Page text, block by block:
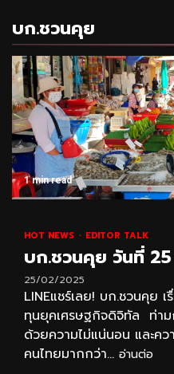
บก.ชวนคุย
1 min read
HOT NEWS EDITOR TALK
บก.ชวนคุย วันที่
25/02/2025
LINEแชร์เลย! บก.ชวนคุย
ทุนยุคเศรษฐกิจดิจิทัล ท่าม
ด้วยความไม่แน่นอน และค
คนไทยมากกว่า... อ่านต่อ